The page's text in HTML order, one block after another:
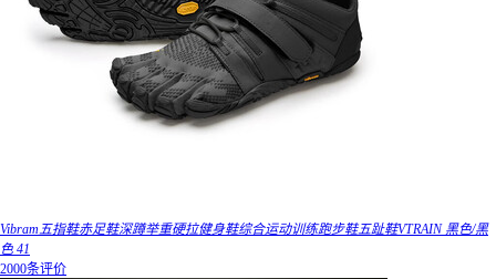
Vibram五指鞋赤足鞋深蹲举重硬拉健身鞋综合运动训练跑步鞋五趾鞋VTRAIN 黑色/黑
色 41
2000条评价